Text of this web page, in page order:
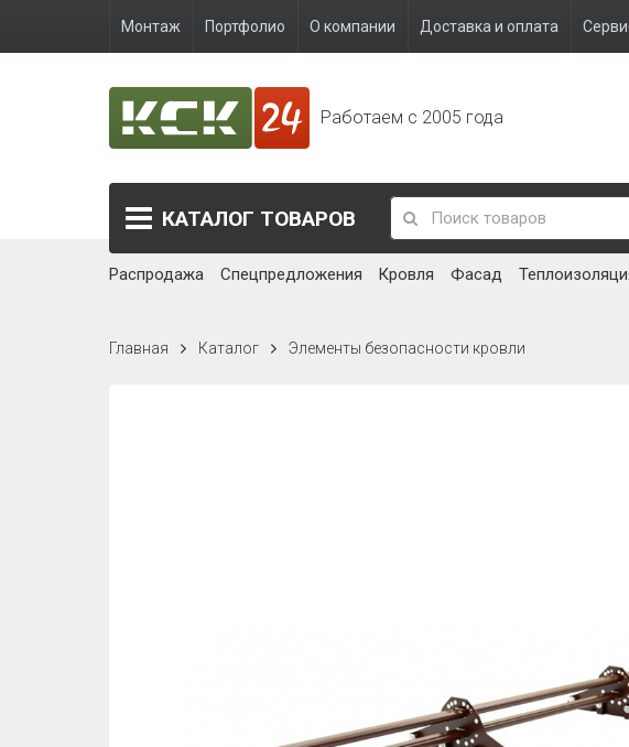
Монтаж Портфолио О компании Доставка и оплата
Работаем с 2005 года
КАТАЛОГ ТОВАРОВ
Распродажа Спецпредложения Кровля Фасад
Главная Каталог Элементы безопасности кровли